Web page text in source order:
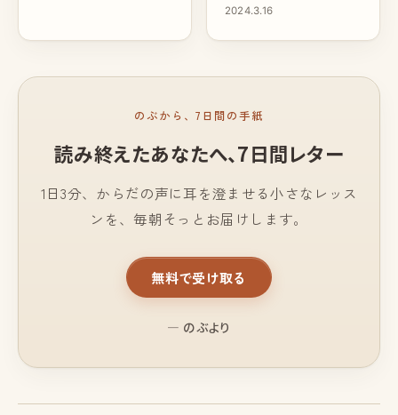
2024.3.16
のぶから、7日間の手紙
読み終えたあなたへ、7日間レター
1日3分、からだの声に耳を澄ませる小さなレッス
ンを、毎朝そっとお届けします。
無料で受け取る
— のぶより